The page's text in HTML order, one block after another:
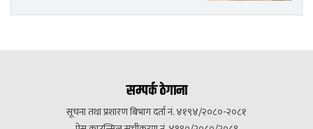
सम्पर्क ठेगाना
सूचना तथा प्रशारण बिभाग दर्ता नं. ४१९४/२०८०-२०८१